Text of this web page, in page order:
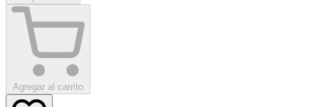
Agregar al carrito